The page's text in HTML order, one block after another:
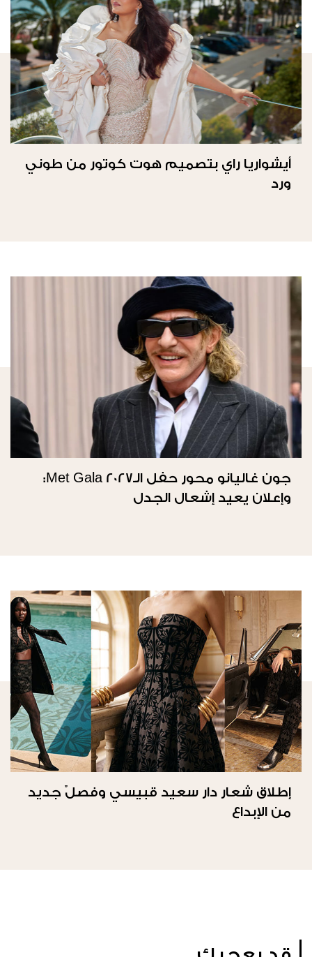
أيشواريا راي بتصميم هوت كوتور من طوني
ورد
جون غاليانو محور حفل الـMet Gala 2027:
وإعلان يعيد إشعال الجدل
إطلاق شعار دار سعيد قبيسي وفصلٌ جديد
من الإبداع